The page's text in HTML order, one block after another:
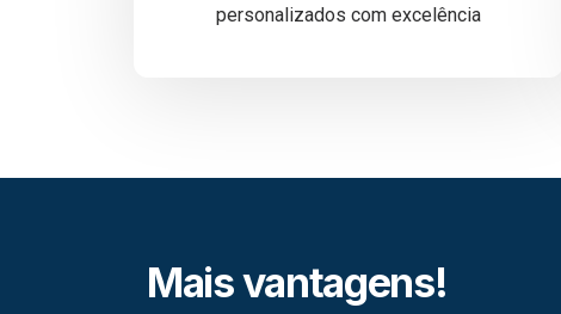
personalizados com excelência
Mais vantagens!